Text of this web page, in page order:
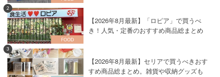
2
【2026年8月最新】「ロピア」で買うべ
き！人気・定番のおすすめ商品総まとめ
3
【2026年8月最新】セリアで買うべきおす
すめ商品総まとめ。雑貨や収納グッズも